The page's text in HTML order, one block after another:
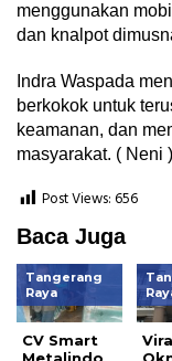
menggunakan
dan knalpot
Indra Waspada
berkokok untuk
keamanan, dan
masyarakat. ( Neni
Post Views:656
Baca Juga
Tangerang
Raya
CV Smart